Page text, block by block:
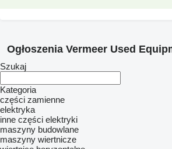
Ogłoszenia Vermeer Used
Szukaj
Kategoria
części zamienne
elektryka
inne części elektryki
maszyny budowlane
maszyny wiertnicze